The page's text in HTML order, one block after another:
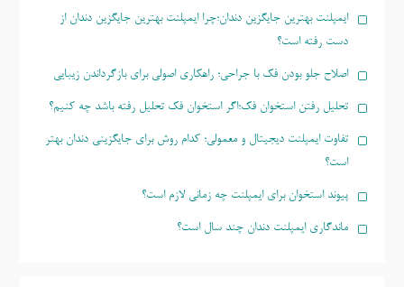
ایمپلنت بهترین جایگزین دندان؛چرا ایمپلنت بهترین جایگزین دندان از
دست رفته است؟
اصلاح جلو بودن فک با جراحی؛ راهکاری اصولی برای بازگرداندن زیبایی
تحلیل رفتن استخوان فک؛اگر استخوان فک تحلیل رفته باشد چه کنیم؟
تفاوت ایمپلنت دیجیتال و معمولی؛ کدام روش برای جایگزینی دندان بهتر
است؟
پیوند استخوان برای ایمپلنت چه زمانی لازم است؟
ماندگاری ایمپلنت دندان چند سال است؟